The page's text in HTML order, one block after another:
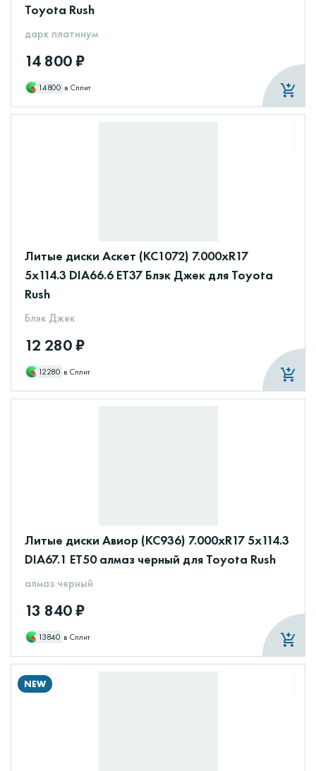
Toyota Rush
дарк платинум
14 800 ₽
14800 в Сплит
Литые диски Аскет (КС1072) 7.000xR17
5x114.3 DIA66.6 ET37 Блэк Джек для Toyota
Rush
Блэк Джек
12 280 ₽
12280 в Сплит
Литые диски Авиор (КС936) 7.000xR17 5x114.3
DIA67.1 ET50 алмаз черный для Toyota Rush
алмаз черный
13 840 ₽
13840 в Сплит
NEW